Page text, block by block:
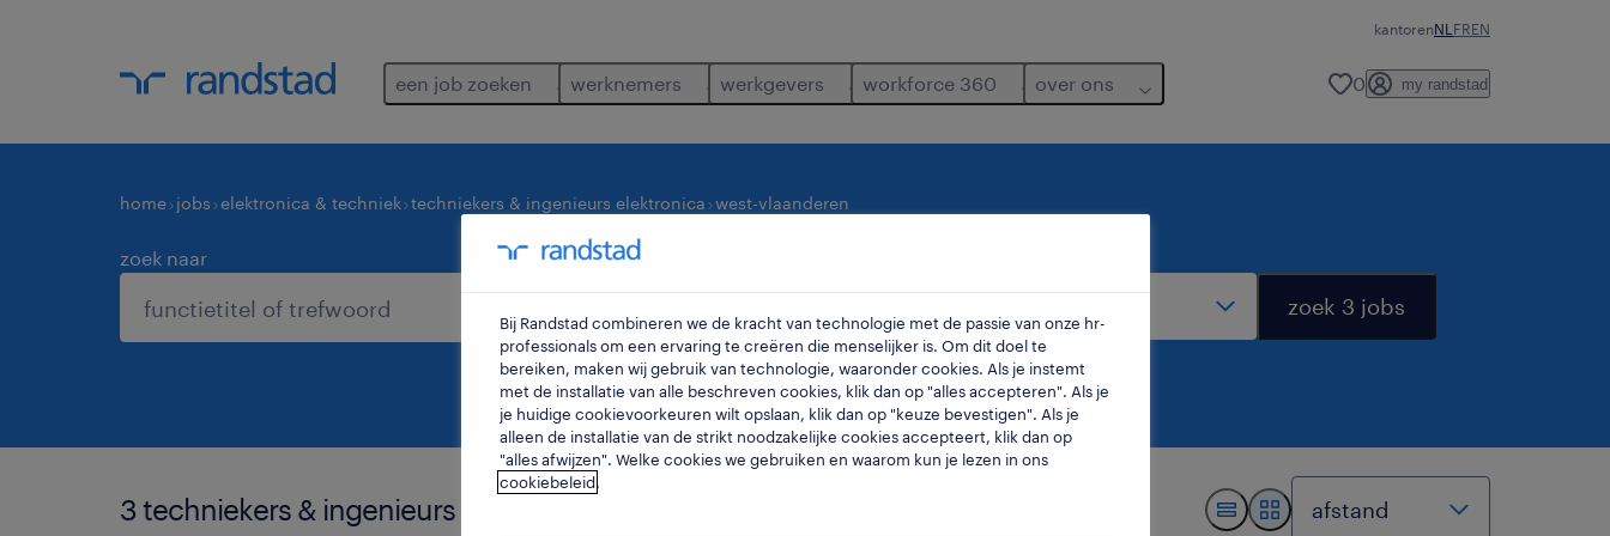
kantorenNL FREN
een job zoeken werknemers werkgevers workforce 360 over ons 0 my randstad
home jobs elektronica & techniek techniekers & ingenieurs elektronica west-vlaanderen
zoek naar waar
zoek 3 jobs
3 techniekers & ingenieurs elektronica jobs gevonden in west-vlaanderen.
Bij Randstad combineren we de kracht van technologie met de passie van onze hr-
professionals om een ervaring te creëren die menselijker is. Om dit doel te
bereiken, maken wij gebruik van technologie, waaronder cookies. Als je instemt
met de installatie van alle beschreven cookies, klik dan op "alles accepteren". Als je
je huidige cookievoorkeuren wilt opslaan, klik dan op "keuze bevestigen". Als je
alleen de installatie van de strikt noodzakelijke cookies accepteert, klik dan op
"alles afwijzen". Welke cookies we gebruiken en waarom kun je lezen in ons
cookiebeleid.